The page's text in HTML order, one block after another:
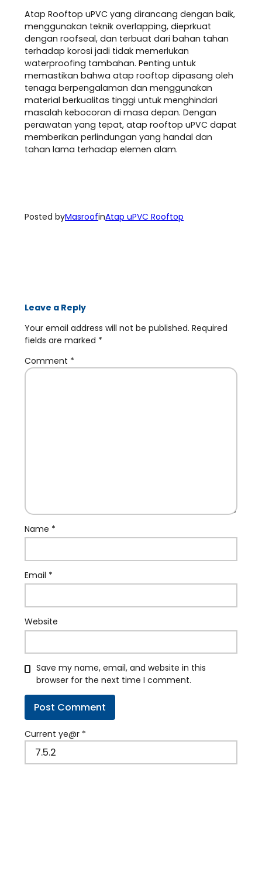
Atap Rooftop uPVC yang dirancang dengan baik,
menggunakan teknik overlapping, dieprkuat
dengan roofseal, dan terbuat dari bahan tahan
terhadap korosi jadi tidak memerlukan
waterproofing tambahan. Penting untuk
memastikan bahwa atap rooftop dipasang oleh
tenaga berpengalaman dan menggunakan
material berkualitas tinggi untuk menghindari
masalah kebocoran di masa depan. Dengan
perawatan yang tepat, atap rooftop uPVC dapat
memberikan perlindungan yang handal dan
tahan lama terhadap elemen alam.
Posted byMasroofinAtap uPVC Rooftop
Leave a Reply
Your email address will not be published. Required
fields are marked *
Comment *
Name *
Email *
Website
Save my name, email, and website in this
browser for the next time I comment.
Current ye@r *